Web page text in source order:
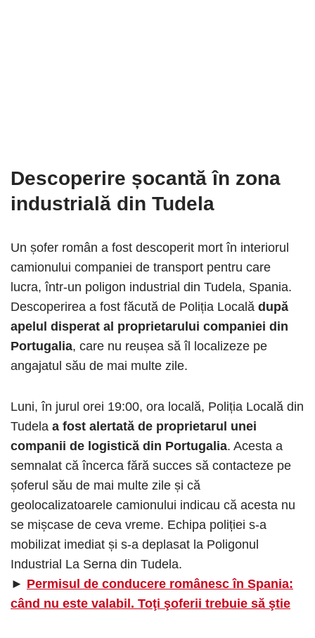
Descoperire șocantă în zona
industrială din Tudela
Un șofer român a fost descoperit mort în interiorul
camionului companiei de transport pentru care
lucra, într-un poligon industrial din Tudela, Spania.
Descoperirea a fost făcută de Poliția Locală după
apelul disperat al proprietarului companiei din
Portugalia, care nu reușea să îl localizeze pe
angajatul său de mai multe zile.
Luni, în jurul orei 19:00, ora locală, Poliția Locală din
Tudela a fost alertată de proprietarul unei
companii de logistică din Portugalia. Acesta a
semnalat că încerca fără succes să contacteze pe
șoferul său de mai multe zile și că
geolocalizatoarele camionului indicau că acesta nu
se mișcase de ceva vreme. Echipa poliției s-a
mobilizat imediat și s-a deplasat la Poligonul
Industrial La Serna din Tudela.
► Permisul de conducere românesc în Spania:
când nu este valabil. Toţi şoferii trebuie să ştie